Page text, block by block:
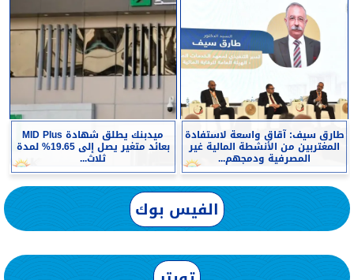
طارق سيف: آقاق واسعة لاستفادة
المغتربين من الأنشطة المالية غير
المصرفية ودمجهم...
ميدبنك يطلق شهادة MID Plus
بعائد متغير يصل إلى 19.65% لمدة
ثلاث...
الفيس بوك